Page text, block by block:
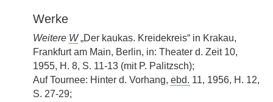
Werke
Weitere W„Der kaukas. Kreidekreis“ in Krakau,
Frankfurt am Main, Berlin, in: Theater d. Zeit 10,
1955, H. 8, S. 11-13 (mit P. Palitzsch);
Auf Tournee: Hinter d. Vorhang, ebd. 11, 1956, H. 12,
S. 27-29;